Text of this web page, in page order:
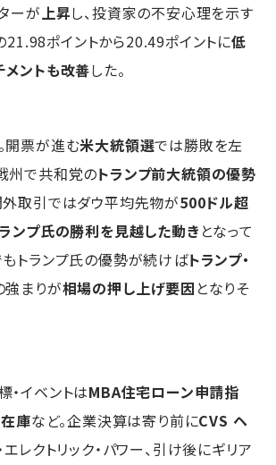
ーが 上昇し、投資家の不安心理を示す
ポイントから20.49ポイントに低
メントも改善した。
開票が進む米大統領選では勝敗を左
州で共和党のトランプ前大統領の優勢
外取引ではダウ平均先物が500ドル超
ンプ氏の勝利を見越した動き となって
もトランプ氏の優勢が続けばトランプ・
まりが相場の押し上げ要因 となりそ
イベントはMBA住宅ローン申請指
庫など。企業決算は寄り前にCVS ヘ
エレクトリック・パワー、引け後にギリア